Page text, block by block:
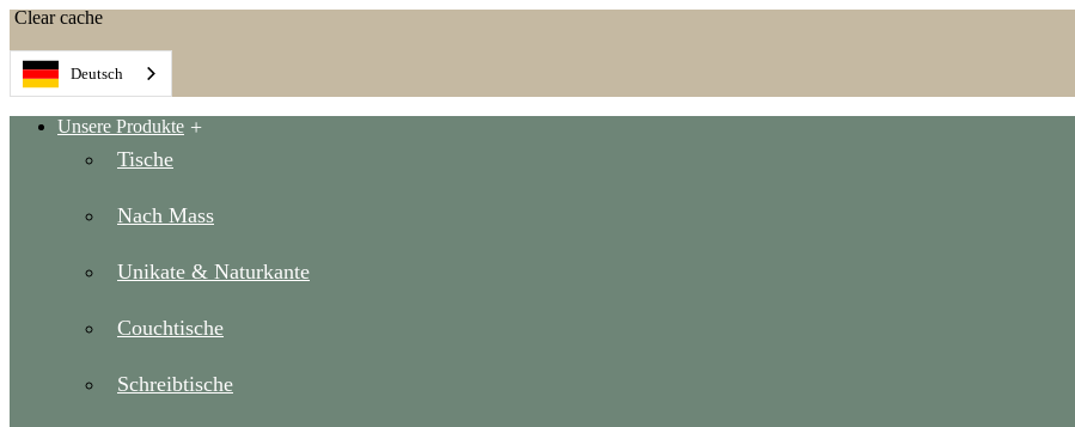
Deutsch
Unsere Produkte
Tische
Nach Mass
Unikate & Naturkante
Couchtische
Schreibtische
Clear cache